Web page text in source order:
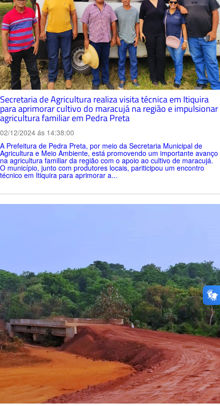
Secretaria de Agricultura realiza visita técnica em Itiquira
para aprimorar cultivo do maracujá na região e impulsionar
agricultura familiar em Pedra Preta
02/12/2024 ás 14:38:00
A Prefeitura de Pedra Preta, por meio da Secretaria Municipal de
Agricultura e Meio Ambiente, está promovendo um importante avanço
na agricultura familiar da região com o apoio ao cultivo de maracujá.
O município, junto com produtores locais, pariticipou um encontro
técnico em Itiquira para aprimorar a...